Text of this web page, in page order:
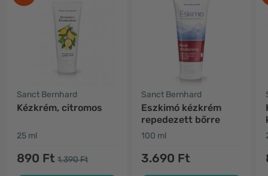
Sanct Bernhard
Kézkrém, citromos
25 ml
890 Ft 1.390 Ft
Sanct Bernhard
Eszkimó kézkrém
repedezett bőrre
100 ml
3.690 Ft